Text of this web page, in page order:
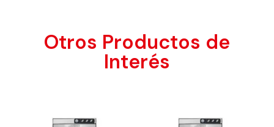
Otros Productos de
Interés